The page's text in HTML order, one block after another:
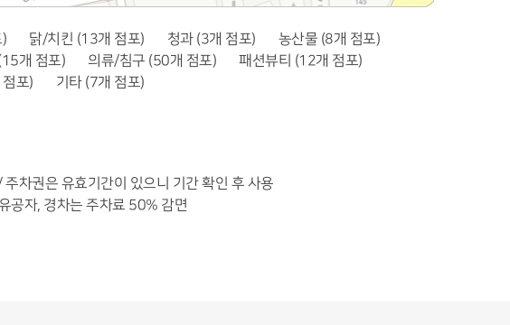
닭/치킨 (13개 점포) 청과 (3개 점포)
농산물 (8개 점포)
개 점포) 의류/침구 (50개 점포)
패션뷰티 (12개 점포)
포) 기타 (7개 점포)
차권은 유효기간이 있으니 기간 확인 후 사용
공자, 경차는 주차료 50% 감면